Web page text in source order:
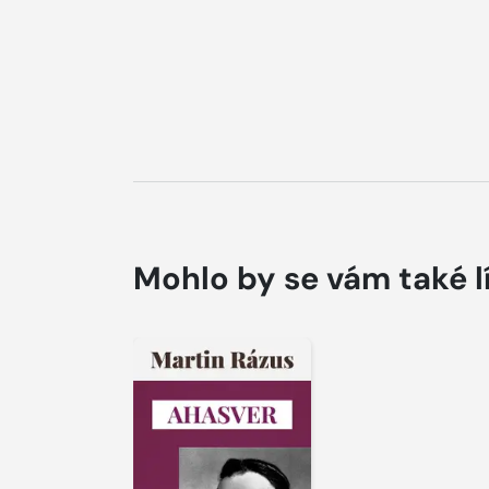
Mohlo by se vám také